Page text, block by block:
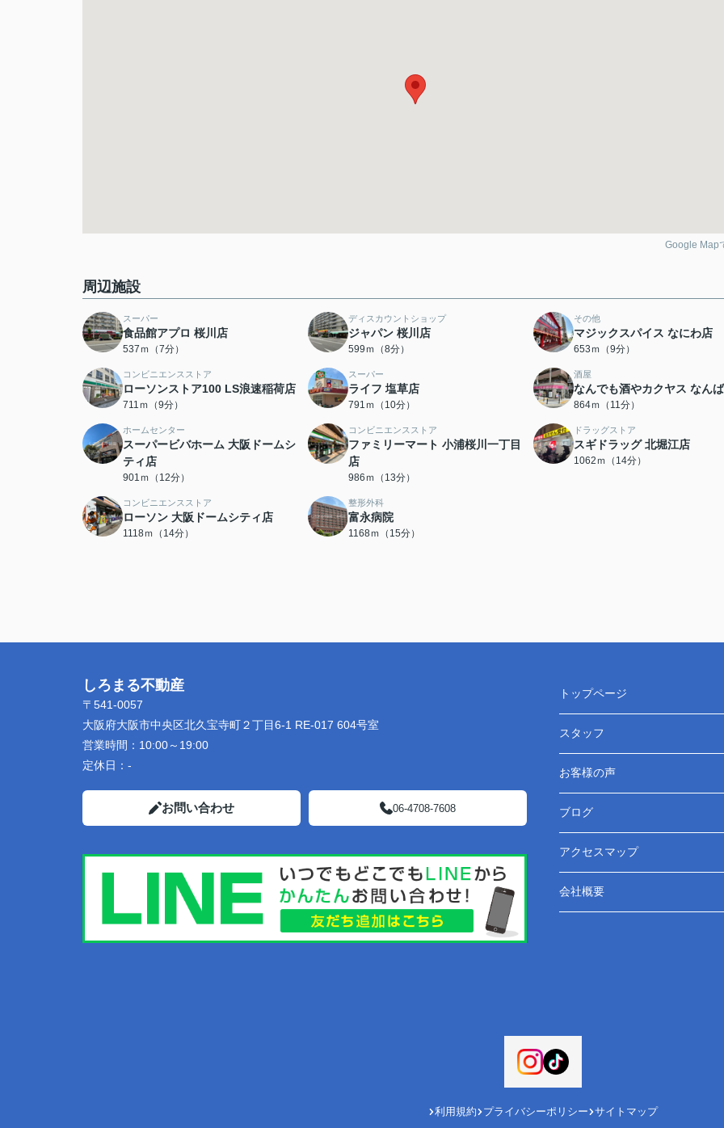
Google Map
周辺施設
スーパー
食品館アプロ 桜川店
537ｍ（7分）
ディスカウントショップ
ジャパン 桜川店
599ｍ（8分）
その他
マジックスパイス なにわ店
653ｍ（9分）
コンビニエンスストア
ローソンストア100 LS浪速稲荷店
711ｍ（9分）
スーパー
ライフ 塩草店
791ｍ（10分）
酒屋
なんでも酒やカクヤス なん
864ｍ（11分）
ホームセンター
スーパービバホーム 大阪ドームシ
ティ店
901ｍ（12分）
コンビニエンスストア
ファミリーマート 小浦桜川一丁目
店
986ｍ（13分）
ドラッグストア
スギドラッグ 北堀江店
1062ｍ（14分）
コンビニエンスストア
ローソン 大阪ドームシティ店
1118ｍ（14分）
整形外科
富永病院
1168ｍ（15分）
しろまる不動産
〒541-0057
大阪府大阪市中央区北久宝寺町２丁目6-1 RE-017 604号室
営業時間： 10:00～19:00
定休日： -
お問い合わせ 06-4708-7608
トップページ
スタッフ
お客様の声
ブログ
アクセスマップ
会社概要
利用規約 プライバシーポリシー サイトマップ